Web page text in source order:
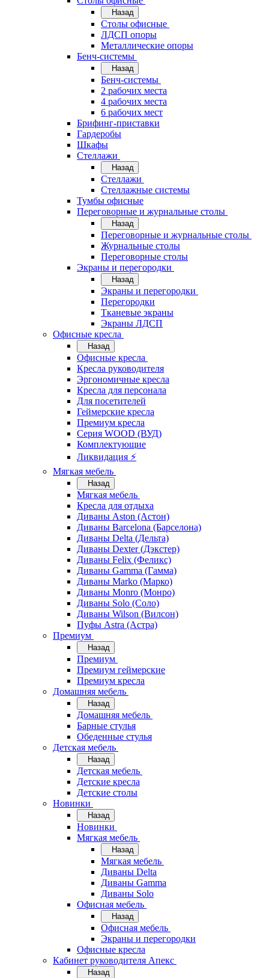
Назад
Cтолы офисные
ЛДСП опоры
Металлические опоры
Бенч-системы
Назад
Бенч-системы
2 рабочих места
4 рабочих места
6 рабочих мест
Брифинг-приставки
Гардеробы
Шкафы
Стеллажи
Назад
Стеллажи
Стеллажные системы
Тумбы офисные
Переговорные и журнальные столы
Назад
Переговорные и журнальные столы
Журнальные столы
Переговорные столы
Экраны и перегородки
Назад
Экраны и перегородки
Перегородки
Тканевые экраны
Экраны ЛДСП
Офисные кресла
Назад
Офисные кресла
Кресла руководителя
Эргономичные кресла
Кресла для персонала
Для посетителей
Геймерские кресла
Премиум кресла
Серия WOOD (ВУД)
Комплектующие
Ликвидация ⚡
Мягкая мебель
Назад
Мягкая мебель
Кресла для отдыха
Диваны Aston (Астон)
Диваны Barcelona (Барселона)
Диваны Delta (Дельта)
Диваны Dexter (Дэкстер)
Диваны Felix (Феликс)
Диваны Gamma (Гамма)
Диваны Marko (Марко)
Диваны Monro (Монро)
Диваны Solo (Соло)
Диваны Wilson (Вилсон)
Пуфы Astra (Астра)
Премиум
Назад
Премиум
Премиум геймерские
Премиум кресла
Домашняя мебель
Назад
Домашняя мебель
Барные стулья
Обеденные стулья
Детская мебель
Назад
Детская мебель
Детские кресла
Детские столы
Новинки
Назад
Новинки
Мягкая мебель
Назад
Мягкая мебель
Диваны Delta
Диваны Gamma
Диваны Solo
Офисная мебель
Назад
Офисная мебель
Экраны и перегородки
Офисные кресла
Кабинет руководителя Апекс
Назад